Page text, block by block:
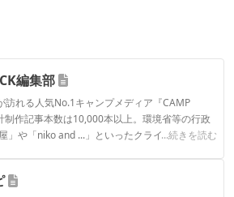
編集部
訪れる人気No.1キャンプメディア『CAMP
制作記事本数は10,000本以上。環境省等の行政
」や「niko and ...」といったクライアントとの
...続きを読む
編集部のプロフィール